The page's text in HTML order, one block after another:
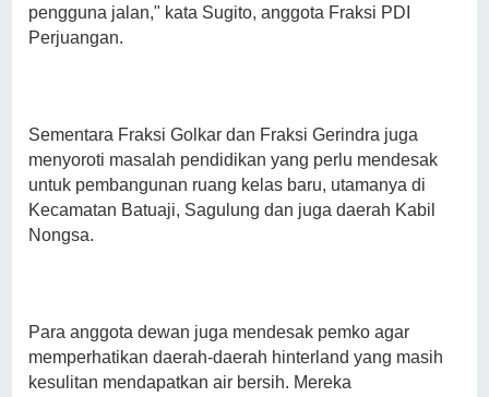
pengguna jalan," kata Sugito, anggota Fraksi PDI
Perjuangan.
Sementara Fraksi Golkar dan Fraksi Gerindra juga
menyoroti masalah pendidikan yang perlu mendesak
untuk pembangunan ruang kelas baru, utamanya di
Kecamatan Batuaji, Sagulung dan juga daerah Kabil
Nongsa.
Para anggota dewan juga mendesak pemko agar
memperhatikan daerah-daerah hinterland yang masih
kesulitan mendapatkan air bersih. Mereka